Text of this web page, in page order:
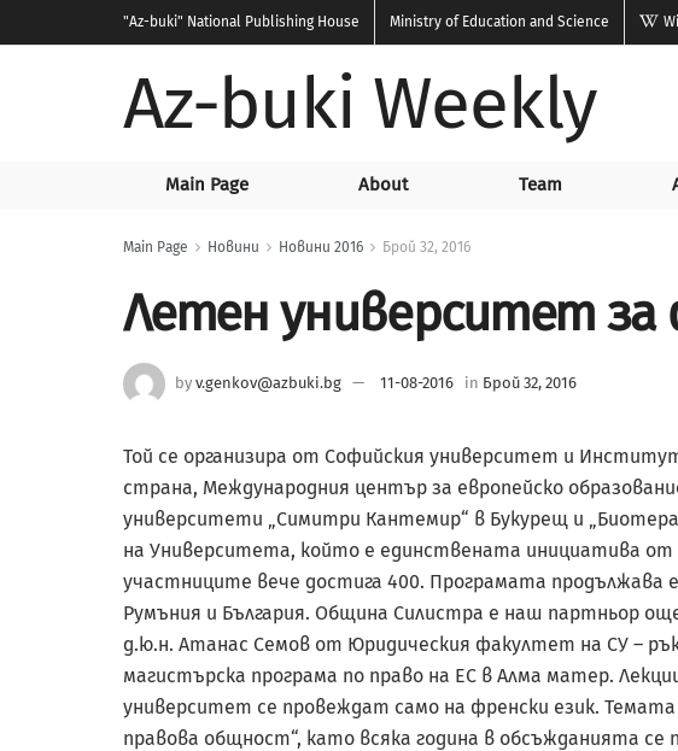
"Az-buki" National Publishing House Ministry of Education and Science
Az-buki Weekly
Main Page About Team
Main Page Новини Новини 2016 Брой 32, 2016
Летен университет
by v.genkov@azbuki.bg 11-08-2016 in Брой 32, 2016
Той се организира от Софийския университет и
страна, Международния център за европейско
университети „Симитри Кантемир“ в Букурещ и
на Университета, който е единствената инициатива от
участниците вече достига 400. Програмата продължава
Румъния и България. Община Силистра е наш партньор
д.ю.н. Атанас Семов от Юридическия факултет на СУ –
магистърска програма по право на ЕС в Алма матер.
университет се провеждат само на френски език.
правова общност“, като всяка година в обсъжданията